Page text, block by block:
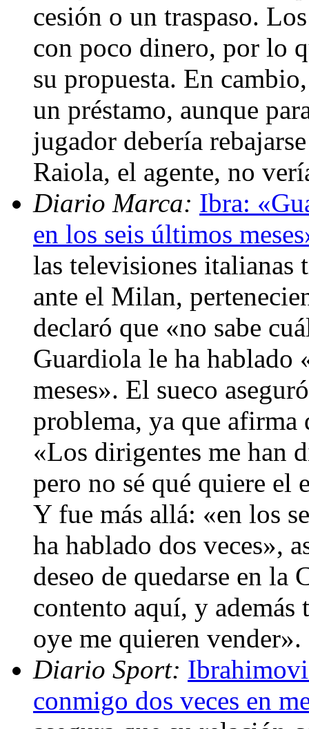
cesión o un traspaso.
con poco dinero, por lo
su propuesta. En
un préstamo, aunque
jugador debería
Raiola, el agente, no
Diario Marca: Ibra:
en los seis últimos
las televisiones italianas
ante el Milan,
declaró que «no sabe
Guardiola le ha hablado
meses». El sueco
problema, ya que afirma
«Los dirigentes me han
pero no sé qué quiere el
Y fue más allá: «en los
ha hablado dos veces»,
deseo de quedarse en
contento aquí, y
oye me quieren
Diario Sport:
conmigo dos veces en